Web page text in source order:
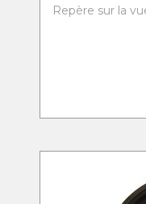
Repère sur la